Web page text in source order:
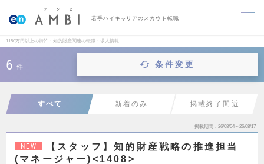
若手ハイキャリアのスカウト転職
1150万円以上の特許・知的財産関連の転職・求人情報
6 件 条件変更
すべて 新着のみ 掲載終了間近
掲載期間 26/08/04～26/08/17
NEW
【スタッフ】知的財産戦略の推進担当
(マネージャー)<1408>